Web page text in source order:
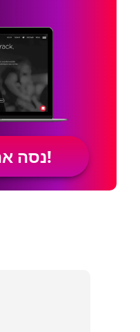
נסה את זה בחינם!